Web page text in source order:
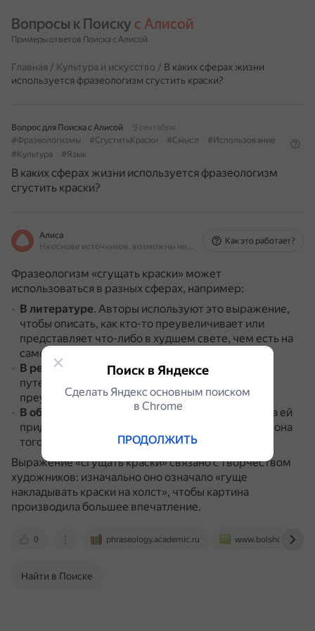
Вопросы к Поиску с Алисой
Примеры ответов Поиска с Алисой
Главная / Культура и искусство / В каких сферах жизни
используется фразеологизм сгустить краски?
Вопрос для Поиска с Алисой
9 сентября
#Фразеологизмы
#СгуститьКраски #Смысл
#Использование
#Культура
#Язык
В каких сферах жизни используется фразеологизм
сгустить краски?
Алиса
На основе источников, возможны неточности
Как это работает?
Фразеологизм «сгущать краски» может
использоваться в разных сферах, например:
В литературе. Авторы используют это выражение,
чтобы описать, как кто-то преувеличивает или
представляет что-либо в худшем свете, чем есть на
самом деле.
В речи.Например, когда кто-то вспоминает о
путешествии и рассказывает о нём, сильно
преувеличивая события.
В общении
Так могут описывать ситуацию, когда ей
придают большую эмоциональную окраску, чем она
того стоит.
Выражение «сгущать краски» связано с творчеством
художников: изначально оно означало «гуще
накладывать краски на холст», чтобы картина
производила большее впечатление.
0 phraseology.academic.ru
Найти в Поиске
Поиск в Яндексе
Сделать Яндекс основным поиском
в Сhrome
ПРОДОЛЖИТЬ